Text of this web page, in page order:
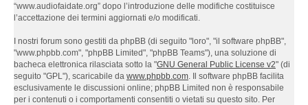
“www.audiofaidate.org” dopo l’introduzione delle modifiche costituisce
l’accettazione dei termini aggiornati e/o modificati.
I nostri forum sono gestiti da phpBB (di seguito "loro", "il software phpBB",
"www.phpbb.com", "phpBB Limited", "phpBB Teams"), una soluzione di
bacheca elettronica rilasciata sotto la "GNU General Public License v2" (di
seguito "GPL"), scaricabile da www.phpbb.com. Il software phpBB facilita
esclusivamente le discussioni online; phpBB Limited non è responsabile
per i contenuti o i comportamenti consentiti o vietati su questo sito. Per